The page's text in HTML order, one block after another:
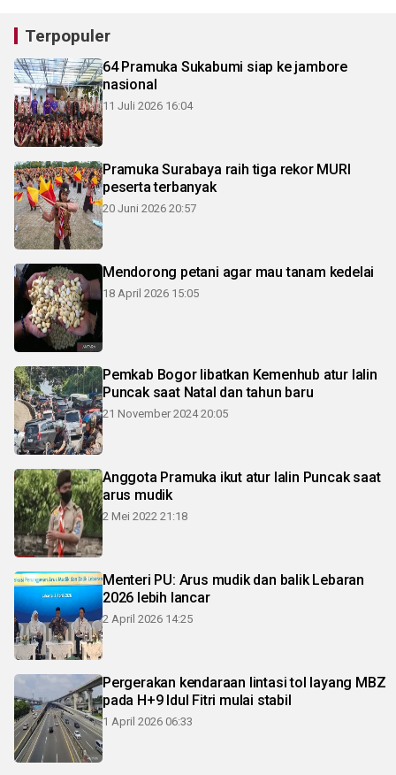
Terpopuler
64 Pramuka Sukabumi siap ke jambore
nasional
11 Juli 2026 16:04
Pramuka Surabaya raih tiga rekor MURI
peserta terbanyak
20 Juni 2026 20:57
Mendorong petani agar mau tanam kedelai
18 April 2026 15:05
Pemkab Bogor libatkan Kemenhub atur lalin
Puncak saat Natal dan tahun baru
21 November 2024 20:05
Anggota Pramuka ikut atur lalin Puncak saat
arus mudik
2 Mei 2022 21:18
Menteri PU: Arus mudik dan balik Lebaran
2026 lebih lancar
2 April 2026 14:25
Pergerakan kendaraan lintasi tol layang MBZ
pada H+9 Idul Fitri mulai stabil
1 April 2026 06:33